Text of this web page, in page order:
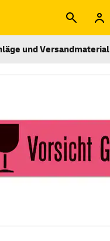
und Versandmaterial